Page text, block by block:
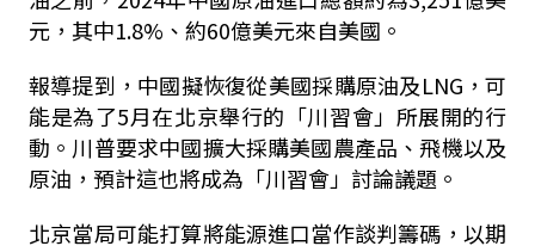
元，其中1.8%、約60億美元來自美國。
報導提到，中國擬恢復從美國採購原油及LNG，可
能是為了5月在北京舉行的「川習會」所展開的行
動。川普要求中國擴大採購美國農產品、飛機以及
原油，預計這也將成為「川習會」討論議題。
北京當局可能打算將能源進口當作談判籌碼，以期